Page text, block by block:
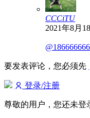
CCCiTU
2021年8月
要发表评论，您必须先
登录/注册
尊敬的用户，您还未登